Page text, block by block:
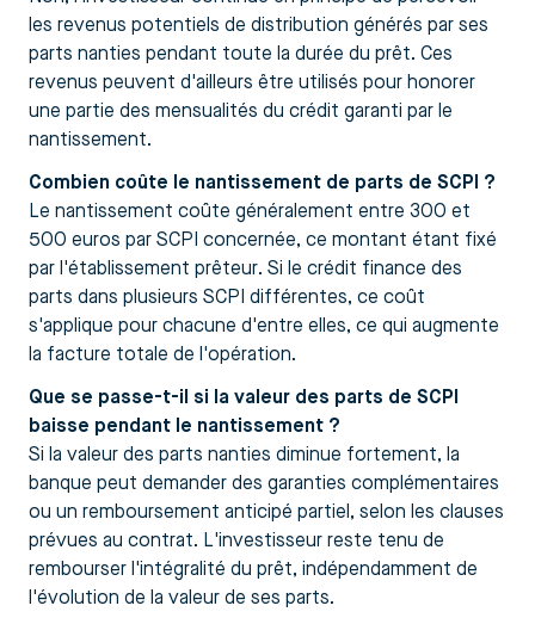
les revenus potentiels de distribution générés par ses
parts nanties pendant toute la durée du prêt. Ces
revenus peuvent d'ailleurs être utilisés pour honorer
une partie des mensualités du crédit garanti par le
nantissement.
Combien coûte le nantissement de parts de SCPI ?
Le nantissement coûte généralement entre 300 et
500 euros par SCPI concernée, ce montant étant fixé
par l'établissement prêteur. Si le crédit finance des
parts dans plusieurs SCPI différentes, ce coût
s'applique pour chacune d'entre elles, ce qui augmente
la facture totale de l'opération.
Que se passe-t-il si la valeur des parts de SCPI
baisse pendant le nantissement ?
Si la valeur des parts nanties diminue fortement, la
banque peut demander des garanties complémentaires
ou un remboursement anticipé partiel, selon les clauses
prévues au contrat. L'investisseur reste tenu de
rembourser l'intégralité du prêt, indépendamment de
l'évolution de la valeur de ses parts.